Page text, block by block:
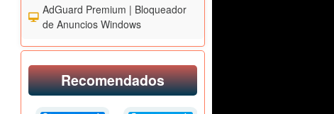
AdGuard Premium | Bloqueador
de Anuncios Windows
Recomendados